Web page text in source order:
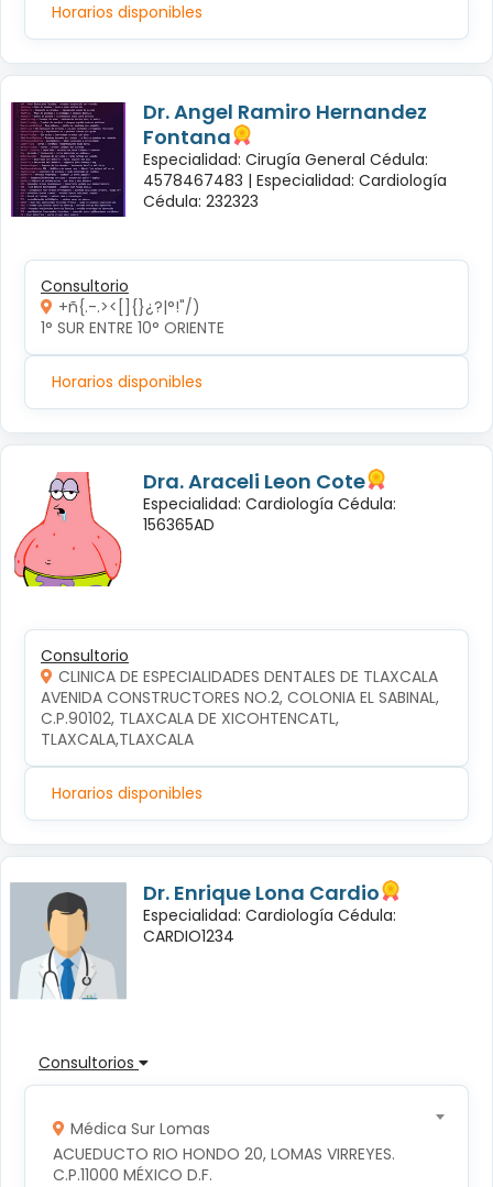
Horarios disponibles
Dr. Angel Ramiro Hernandez
Fontana
Especialidad: Cirugía General Cédula:
4578467483 | Especialidad: Cardiología
Cédula: 232323
Consultorio
+ñ{.-.><[]{}¿?|°!"/)
1° SUR ENTRE 10° ORIENTE
Horarios disponibles
Dra. Araceli Leon Cote
Especialidad: Cardiología Cédula:
156365AD
Consultorio
CLINICA DE ESPECIALIDADES DENTALES DE TLAXCALA
AVENIDA CONSTRUCTORES NO.2, COLONIA EL SABINAL,
C.P.90102, TLAXCALA DE XICOHTENCATL,
TLAXCALA,TLAXCALA
Horarios disponibles
Dr. Enrique Lona Cardio
Especialidad: Cardiología Cédula:
CARDIO1234
Consultorios
Médica Sur Lomas
ACUEDUCTO RIO HONDO 20, LOMAS VIRREYES.
C.P.11000 MÉXICO D.F.